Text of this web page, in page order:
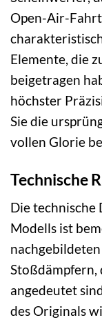
Open-Air-
Elemente, die
beigetragen
höchster
Sie die
vollen Glorie
Technische
Die
Modells ist
Stoßdämpfern,
angedeutet
des Originals